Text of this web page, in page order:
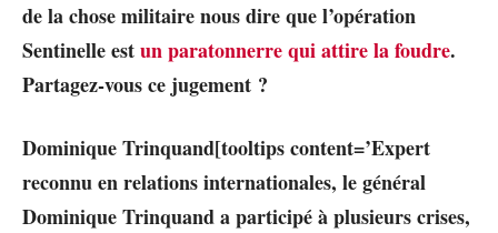
de la chose militaire nous dire que l’opération
Sentinelle estun paratonnerre qui attire la foudre.
Partagez-vous ce jugement ?
Dominique Trinquand[tooltips content=’Expert
reconnu en relations internationales, le général
Dominique Trinquand a participé à plusieurs crises,